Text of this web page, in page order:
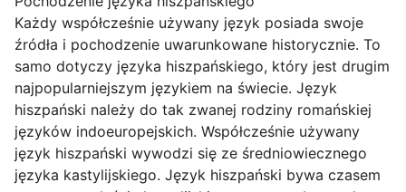
Każdy współcześnie używany język posiada swoje
źródła i pochodzenie uwarunkowane historycznie. To
samo dotyczy języka hiszpańskiego, który jest drugim
najpopularniejszym językiem na świecie. Język
hiszpański należy do tak zwanej rodziny romańskiej
języków indoeuropejskich. Współcześnie używany
język hiszpański wywodzi się ze średniowiecznego
języka kastylijskiego. Język hiszpański bywa czasem